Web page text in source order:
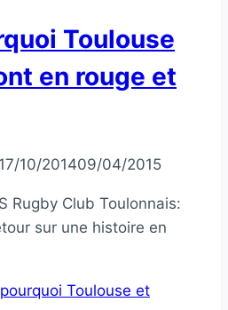
Toulouse
en rouge et
17/10/201409/04/2015
Rugby Club Toulonnais:
sur une histoire en
Toulouse et